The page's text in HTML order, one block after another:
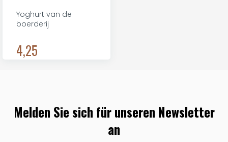
Yoghurt van de
boerderij
4,25
Melden Sie sich für unseren Newsletter
an